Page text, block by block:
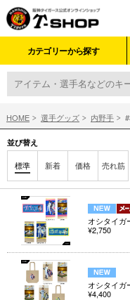
カテゴリーから探す
HOME 選手グッズ 内野手
並び替え
標準 新着 価格 売れ筋
オシタイガ
¥2,750
オシタイガ
¥4,400